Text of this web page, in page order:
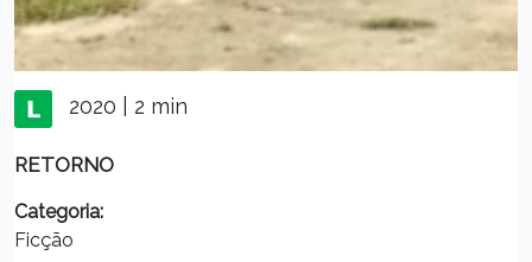
2020 | 2 min
RETORNO
Categoria:
Ficção